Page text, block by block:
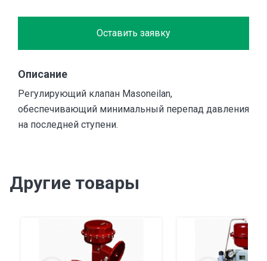
Оставить заявку
Описание
Регулирующий клапан Masoneilan,
обеспечивающий минимальный перепад давления
на последней ступени.
Другие товары